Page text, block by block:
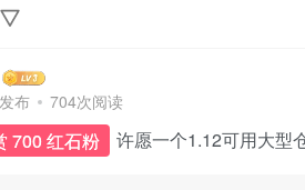
布 704次阅读
700 红石粉 许愿一个1.12可用大型